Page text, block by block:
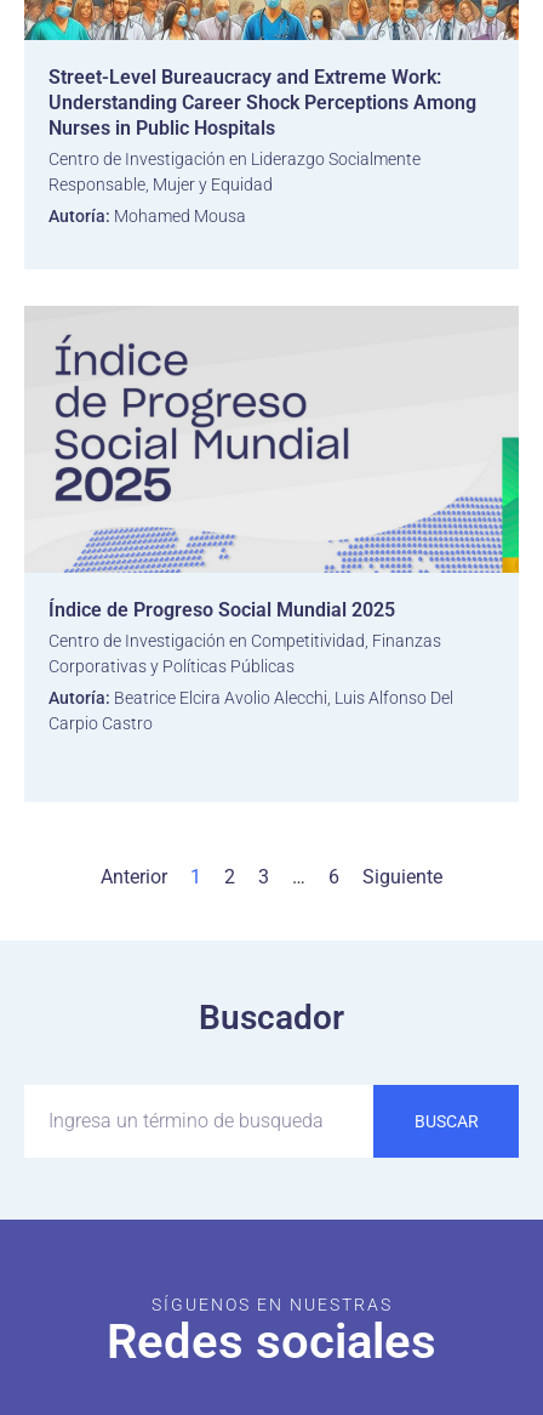
Street-Level Bureaucracy and Extreme Work:
Understanding Career Shock Perceptions Among
Nurses in Public Hospitals
Centro de Investigación en Liderazgo Socialmente
Responsable, Mujer y Equidad
Autoría: Mohamed Mousa
Índice de Progreso Social Mundial 2025
Centro de Investigación en Competitividad, Finanzas
Corporativas y Políticas Públicas
Autoría: Beatrice Elcira Avolio Alecchi, Luis Alfonso Del
Carpio Castro
Anterior 1 2 3 … 6 Siguiente
Buscador
BUSCAR
SÍGUENOS EN NUESTRAS
Redes sociales